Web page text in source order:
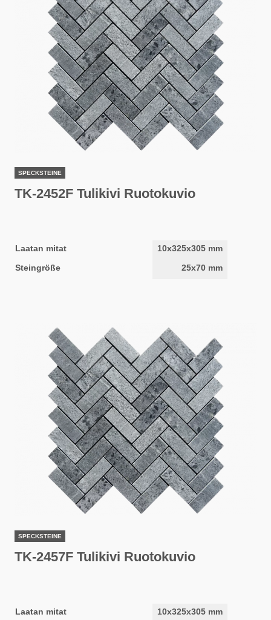
SPECKSTEINE
TK-2452F Tulikivi Ruotokuvio
Laatan mitat
10x325x305 mm
Steingröße
25x70 mm
SPECKSTEINE
TK-2457F Tulikivi Ruotokuvio
Laatan mitat
10x325x305 mm